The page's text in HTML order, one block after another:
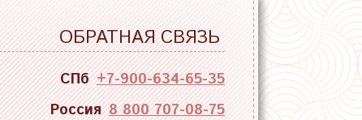
ОБРАТНАЯ СВЯЗЬ
СПб +7-900-634-65-35
Россия 8 800 707-08-75